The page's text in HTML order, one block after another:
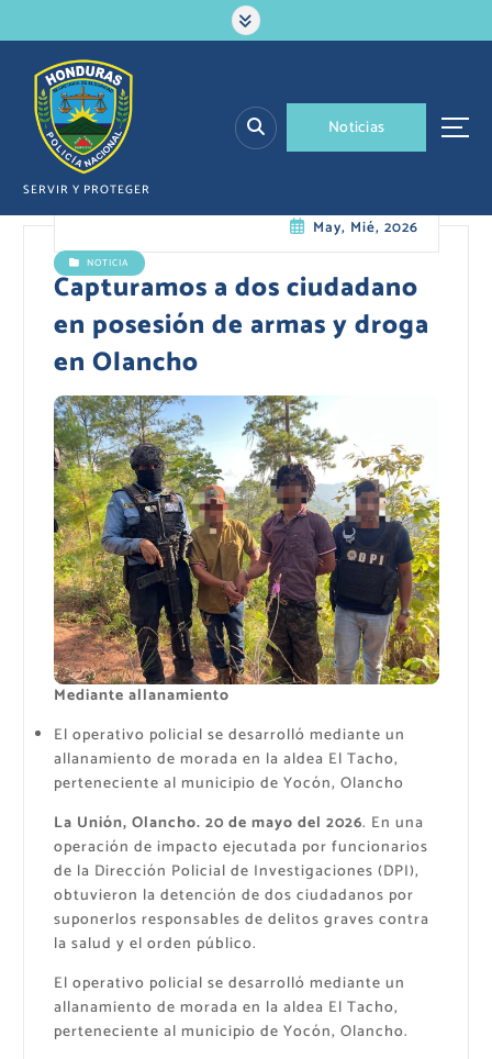
a
SERVIR Y PROTEGER
Noticias
May, Mié, 2026
NOTICIA
Capturamos a dos ciudadano
en posesión de armas y droga
en Olancho
Mediante allanamiento
El operativo policial se desarrolló mediante un
allanamiento de morada en la aldea El Tacho,
perteneciente al municipio de Yocón, Olancho
​La Unión, Olancho. 20 de mayo del 2026. En una
operación de impacto ejecutada por funcionarios
de la Dirección Policial de Investigaciones (DPI),
obtuvieron la detención de dos ciudadanos por
suponerlos responsables de delitos graves contra
la salud y el orden público.
​El operativo policial se desarrolló mediante un
allanamiento de morada en la aldea El Tacho,
perteneciente al municipio de Yocón, Olancho.